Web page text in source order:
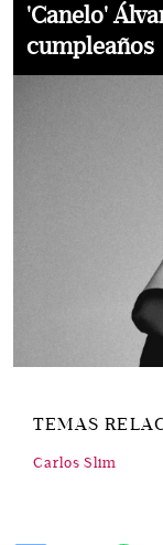
'Canelo'
cumpleaños
TEMAS
Carlos Slim